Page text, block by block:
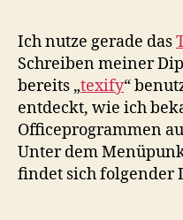
Ich nutze gerade das
Schreiben meiner
bereits „texify“
entdeckt, wie ich
Officeprogrammen
Unter dem
findet sich folgender